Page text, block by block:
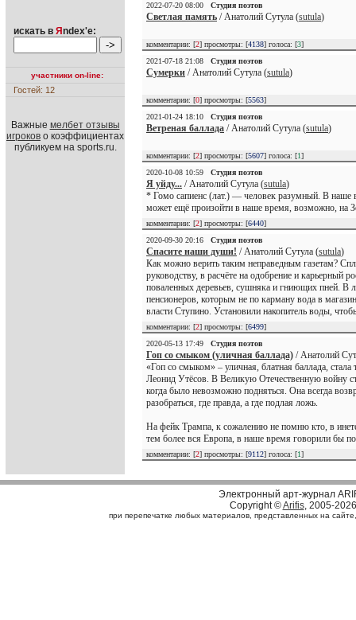
искать в Я ndex'е:
участники on-line:
Гостей: 12
Важные мелбет отзывы
игроков о коэффициентах
публикуем на sports.ru.
2022-07-20 08:00
Студия поэтов
Светлая память / Анатолий Сутула (sutula)
комментарии: [2] просмотры: [4138] голоса: [3]
2021-07-18 21:08
Студия поэтов
Сумерки / Анатолий Сутула (sutula)
комментарии: [0] просмотры: [5563]
2021-01-24 18:10
Студия поэтов
Ветреная баллада / Анатолий Сутула (sutula)
комментарии: [2] просмотры: [5607] голоса: [1]
2020-10-08 10:59
Студия поэтов
Я уйду... / Анатолий Сутула (sutula)
* Гомо сапиенс (лат.) — человек разумный. В наше
может ещё произойти в наше время, возможно, на
комментарии: [2] просмотры: [6440]
2020-09-30 20:16
Студия поэтов
Спасите наши души! / Анатолий Сутула (sutula)
Как можно верить таким неправедным газетам?
руководству, в расчёте на одобрение и карьерный
поваленных деревьев, сушняка и гниющих пней. В
пенсионеров, которым не по карману вода в
власти Ступино. Установили накопитель воды,
комментарии: [2] просмотры: [6499]
2020-05-13 17:49
Студия поэтов
Гоп со смыком (уличная баллада) / Анатолий
«Гоп со смыком» – уличная, блатная баллада,
Леонид Утёсов. В Великую Отечественную войну
когда было невозможно подняться. Она всегда
разобраться, где правда, а где подлая ложь.
На фейк Трампа, к сожалению не помню кто, в
тем более вся Европа, в наше время говорили бы
комментарии: [2] просмотры: [9112] голоса: [1]
Электронный арт-журнал
Copyright ©Arifis, 2005-2026
при перепечатке любых материалов, представленных на